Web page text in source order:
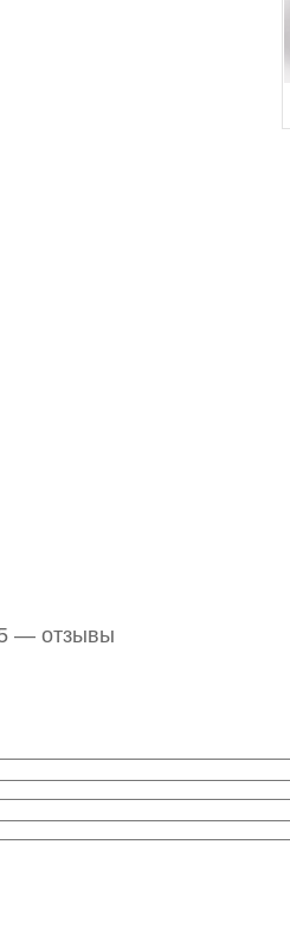
— отзывы